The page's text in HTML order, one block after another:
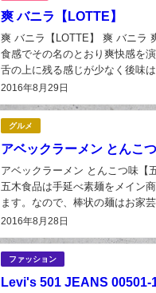
爽 バニラ【LOTTE】
2016年8月29日
爽 バニラ【LOTTE】 爽 バニ
食感でその名のとおり爽快感を
舌の上に残る感じが少なく後味
も冷たく美味しく頂けます。 爽
グルメ
アベックラーメン とんこ
2016年8月28日
アベックラーメン とんこつ味【
五木食品は手延べ素麺をメイン
ます。なので、棒状の麺はお家
州では豚骨ラーメンの即席めん
ファッション
Levi's 501 JEANS 00501-